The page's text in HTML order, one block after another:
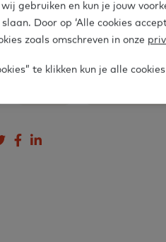
formeel onderwijs
Deel op Twitter
Deel op Facebook
gebruiken en kun je jouw
Door op ‘Alle cookies
zoals omschreven in onze
te klikken kun je alle